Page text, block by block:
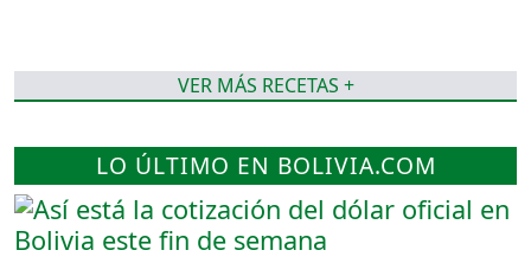
VER MÁS RECETAS +
LO ÚLTIMO EN BOLIVIA.COM